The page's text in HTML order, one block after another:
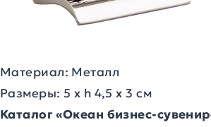
Материал: Металл
Размеры: 5 х h 4,5 х 3 см
Каталог «Океан бизнес-